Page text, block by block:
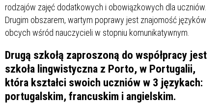
rodzajów zajęć dodatkowych i obowiązkowych dla uczniów.
Drugim obszarem, wartym poprawy jest znajomość języków
obcych wśród nauczycieli w stopniu komunikatywnym.
Drugą szkołą zaproszoną do współpracy jest
szkoła lingwistyczna z Porto, w Portugalii,
która kształci swoich uczniów w 3 językach:
portugalskim, francuskim i angielskim.